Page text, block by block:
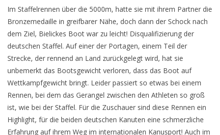
Im Staffelrennen über die 5000m, hatte sie mit ihrem Partner die
Bronzemedaille in greifbarer Nähe, doch dann der Schock nach
dem Ziel, Bielickes Boot war zu leicht! Disqualifizierung der
deutschen Staffel. Auf einer der Portagen, einem Teil der
Strecke, der rennend an Land zurückgelegt wird, hat sie
unbemerkt das Bootsgewicht verloren, dass das Boot auf
Wettkampfgewicht bringt. Leider passiert so etwas bei einem
Rennen, bei dem das Gerangel zwischen den Athleten so groß
ist, wie bei der Staffel. Für die Zuschauer sind diese Rennen ein
Highlight, für die beiden deutschen Kanuten eine schmerzliche
Erfahrung auf ihrem Weg im internationalen Kanusport! Auch im